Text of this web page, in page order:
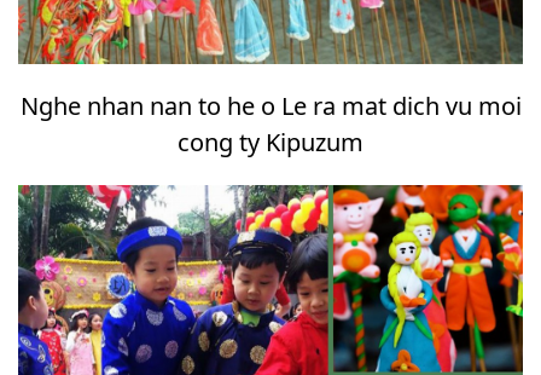
Nghe nhan nan to he o Le ra mat dich vu moi
cong ty Kipuzum